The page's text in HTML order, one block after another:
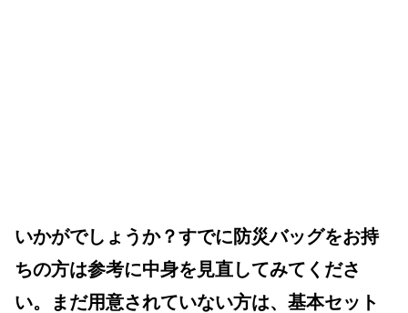
いかがでしょうか？すでに防災バッグをお持
ちの方は参考に中身を見直してみてくださ
い。まだ用意されていない方は、基本セット